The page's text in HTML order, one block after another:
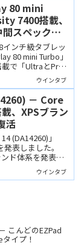
80 mini
7400搭載、
スペック」
ット、発売記
インチ級タブレッ
80 mini Turbo」
で「UltraとPro
モデルです。バ
6.95mm・重さ
8月13日より発
ール開始！
ウインタブ
－ Core
、XPSブラン
活
(DA14260)」
発表しました。
ド体系を発表
のニューモデル
った、と理解して
ウインタブ
こんどのEZPad
イプ！